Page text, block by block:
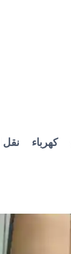
كهرباء نقل